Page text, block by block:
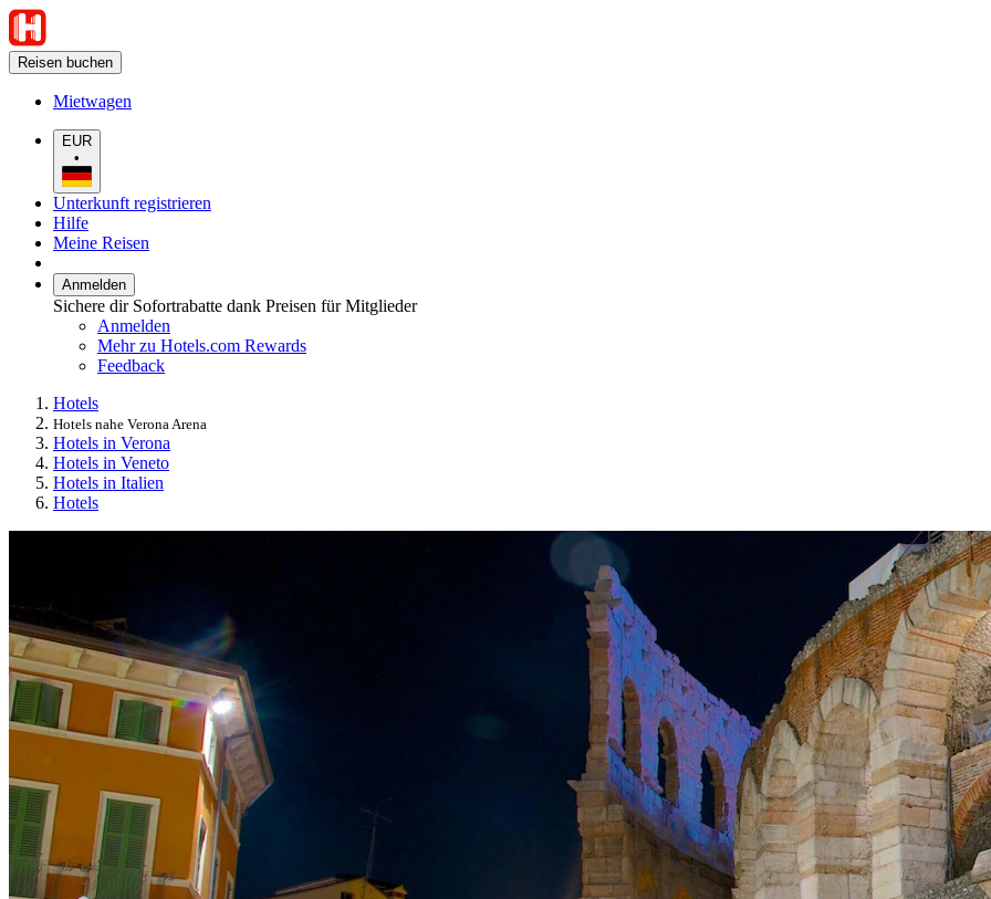
Reisen buchen
Mietwagen
EUR
•
Unterkunft registrieren
Hilfe
Meine Reisen
Anmelden
Sichere dir Sofortrabatte dank Preisen für Mitglieder
Anmelden
Mehr zu Hotels.com Rewards
Feedback
Hotels
Hotels nahe Verona Arena
Hotels in Verona
Hotels in Veneto
Hotels in Italien
Hotels